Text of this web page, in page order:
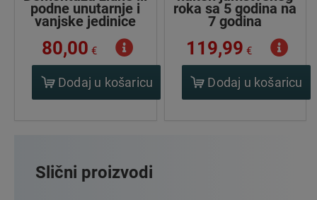
podne unutarnje i
vanjske jedinice
80,00 €
Dodaj u košaricu
roka sa 5 godina na
7 godina
119,99 €
Dodaj u košaricu
Slični proizvodi